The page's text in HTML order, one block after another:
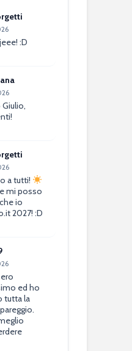
:D
a tutti!
mi posso
io
2027! :D
ed ho
tutta la